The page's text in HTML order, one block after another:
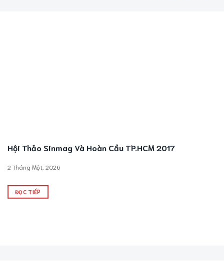
Hội Thảo Sinmag Và Hoàn Cầu TP.HCM 2017
2 Tháng Một, 2026
ĐỌC TIẾP